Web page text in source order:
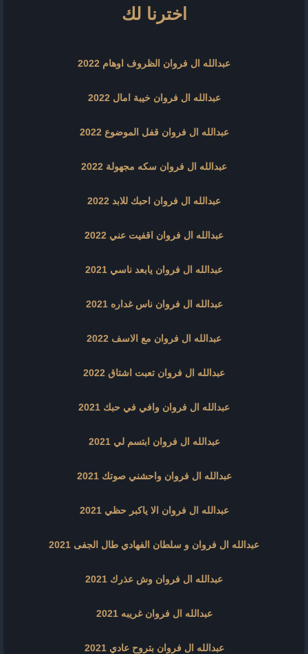
اخترنا لك
عبدالله ال فروان الظروف اوهام 2022
عبدالله ال فروان خيبة امال 2022
عبدالله ال فروان قفل الموضوع 2022
عبدالله ال فروان سكه مجهولة 2022
عبدالله ال فروان احبك للابد 2022
عبدالله ال فروان اقفيت عني 2022
عبدالله ال فروان يابعد ناسي 2021
عبدالله ال فروان ناس غداره 2021
عبدالله ال فروان مع الاسف 2022
عبدالله ال فروان تعبت اشتاق 2022
عبدالله ال فروان وافي في حبك 2021
عبدالله ال فروان ابتسم لي 2021
عبدالله ال فروان واحشني صوتك 2021
عبدالله ال فروان الا ياكبر حظي 2021
عبدالله ال فروان و سلطان الفهادي طال الجفى 2021
عبدالله ال فروان وش عذرك 2021
عبدالله ال فروان غريبه 2021
عبدالله ال فروان بتروح عادي 2021